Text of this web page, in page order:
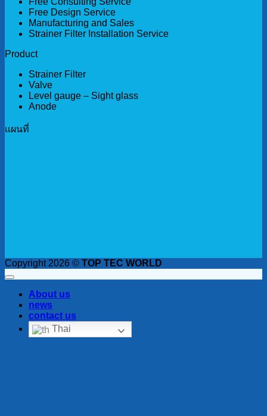
Free Design Service
Manufacturing and Sales
Strainer Filter Installation Service
Product
Strainer Filter
Valve
Level gauge – Sight glass
Anode
เเผนที่
Copyright 2026 © TOP TEC WORLD
About us
news
contact us
Thai